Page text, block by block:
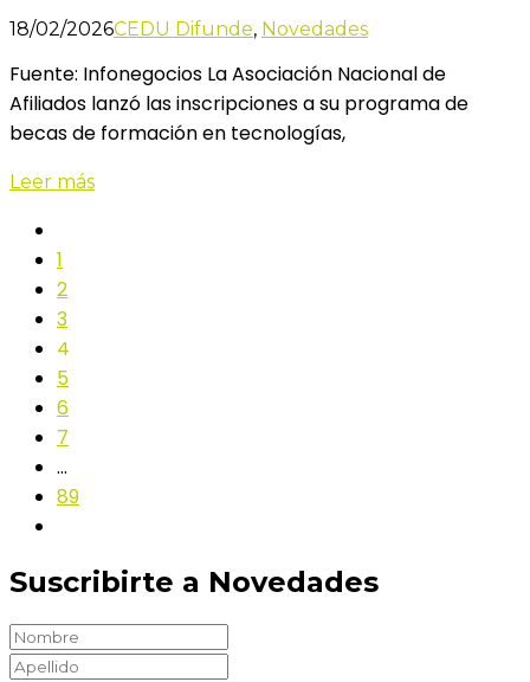
18/02/2026CEDU Difunde, Novedades
Fuente: Infonegocios La Asociación Nacional de
Afiliados lanzó las inscripciones a su programa de
becas de formación en tecnologías,
Leer más
1
2
3
4
5
6
7
…
89
Suscribirte a Novedades